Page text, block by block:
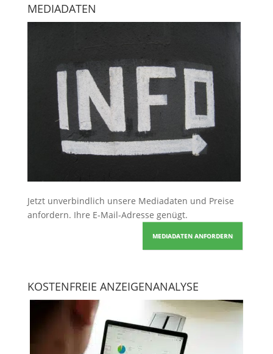
MEDIADATEN
Jetzt unverbindlich unsere Mediadaten und Preise
anfordern. Ihre E-Mail-Adresse genügt.
MEDIADATEN ANFORDERN
KOSTENFREIE ANZEIGENANALYSE